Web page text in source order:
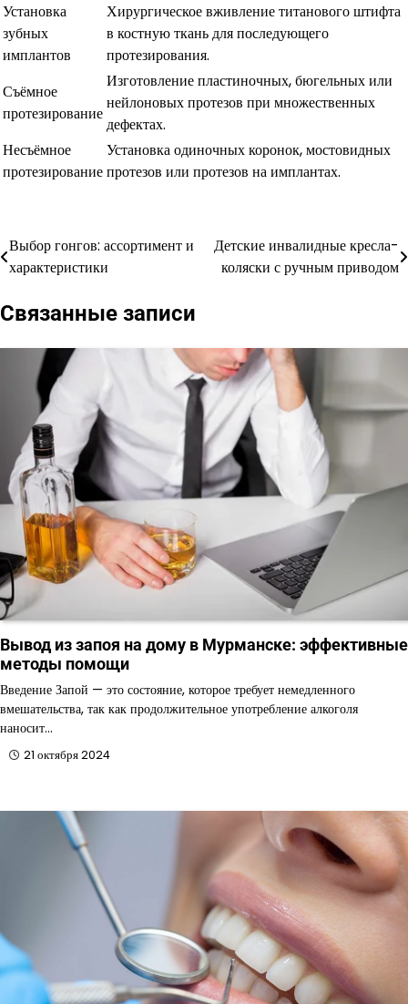
Установка
зубных
имплантов
Хирургическое вживление титанового штифта
в костную ткань для последующего
протезирования.
Съёмное
протезирование
Изготовление пластиночных, бюгельных или
нейлоновых протезов при множественных
дефектах.
Несъёмное
протезирование
Установка одиночных коронок, мостовидных
протезов или протезов на имплантах.
Навигация
по
записям
Выбор гонгов: ассортимент и
характеристики
Детские инвалидные кресла-
коляски с ручным приводом
Связанные записи
Вывод из запоя на дому в Мурманске: эффективные
методы помощи
Введение Запой — это состояние, которое требует немедленного
вмешательства, так как продолжительное употребление алкоголя
наносит…
21 октября 2024